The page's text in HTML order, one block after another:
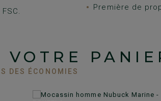
Première de
VOTRE
DES ÉCONOMIES